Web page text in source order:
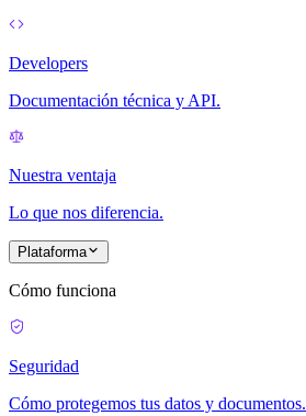
Developers
Documentación técnica y API.
Nuestra ventaja
Lo que nos diferencia.
Plataforma
Cómo funciona
Seguridad
Cómo protegemos tus datos y documentos.